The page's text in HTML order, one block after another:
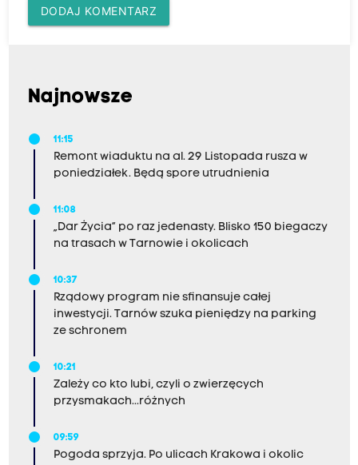
DODAJ KOMENTARZ
Najnowsze
11:15
Remont wiaduktu na al. 29 Listopada rusza w
poniedziałek. Będą spore utrudnienia
11:08
„Dar Życia” po raz jedenasty. Blisko 150 biegaczy
na trasach w Tarnowie i okolicach
10:37
Rządowy program nie sfinansuje całej
inwestycji. Tarnów szuka pieniędzy na parking
ze schronem
10:21
Zależy co kto lubi, czyli o zwierzęcych
przysmakach...różnych
09:59
Pogoda sprzyja. Po ulicach Krakowa i okolic